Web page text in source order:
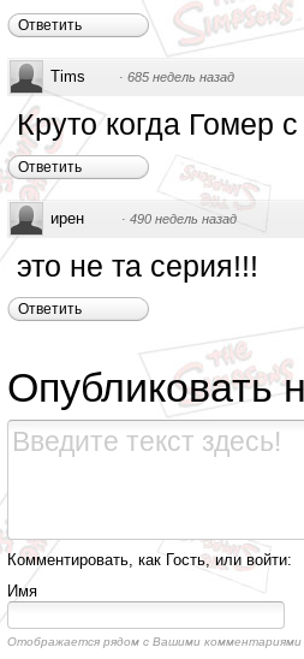
Ответить
Tims · 685 недель назад
Круто когда Гомер
Ответить
ирен · 490 недель назад
это не та серия!!!
Ответить
Опубликовать
Комментировать, как Гость, или войти:
Имя
Отображается рядом с Вашими комментариями